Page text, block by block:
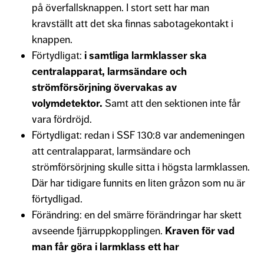
på överfallsknappen. I stort sett har man
kravställt att det ska finnas sabotagekontakt i
knappen.
Förtydligat: i samtliga larmklasser ska
centralapparat, larmsändare och
strömförsörjning övervakas av
volymdetektor. Samt att den sektionen inte får
vara fördröjd.
Förtydligat: redan i SSF 130:8 var andemeningen
att centralapparat, larmsändare och
strömförsörjning skulle sitta i högsta larmklassen.
Där har tidigare funnits en liten gråzon som nu är
förtydligad.
Förändring: en del smärre förändringar har skett
avseende fjärruppkopplingen. Kraven för vad
man får göra i larmklass ett har